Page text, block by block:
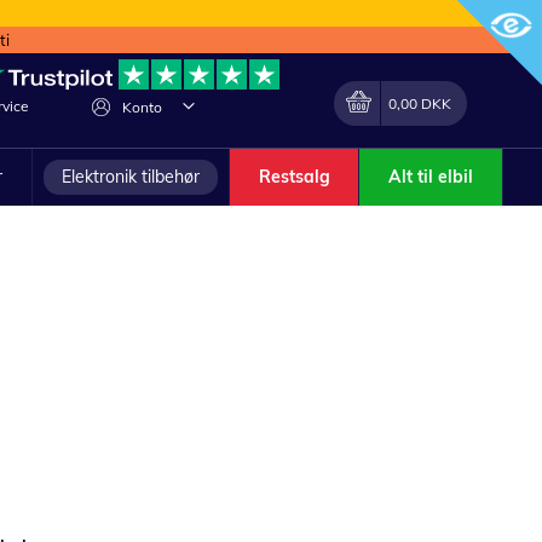
Konto
Lave
Min indkøbskurv
0,00 DKK
Elektronik tilbehør Restsalg Alt til elbil